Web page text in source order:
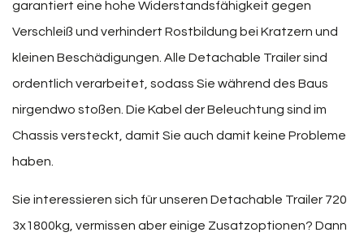
garantiert eine hohe Widerstandsfähigkeit gegen
Verschleiß und verhindert Rostbildung bei Kratzern und
kleinen Beschädigungen. Alle Detachable Trailer sind
ordentlich verarbeitet, sodass Sie während des Baus
nirgendwo stoßen. Die Kabel der Beleuchtung sind im
Chassis versteckt, damit Sie auch damit keine Probleme
haben.
Sie interessieren sich für unseren Detachable Trailer 720
3x1800kg, vermissen aber einige Zusatzoptionen? Dann